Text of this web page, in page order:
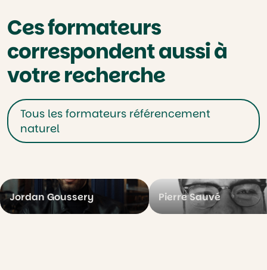
Ces formateurs
correspondent aussi à
votre recherche
Tous les formateurs référencement
naturel
Jordan Goussery Pierre Sauvé